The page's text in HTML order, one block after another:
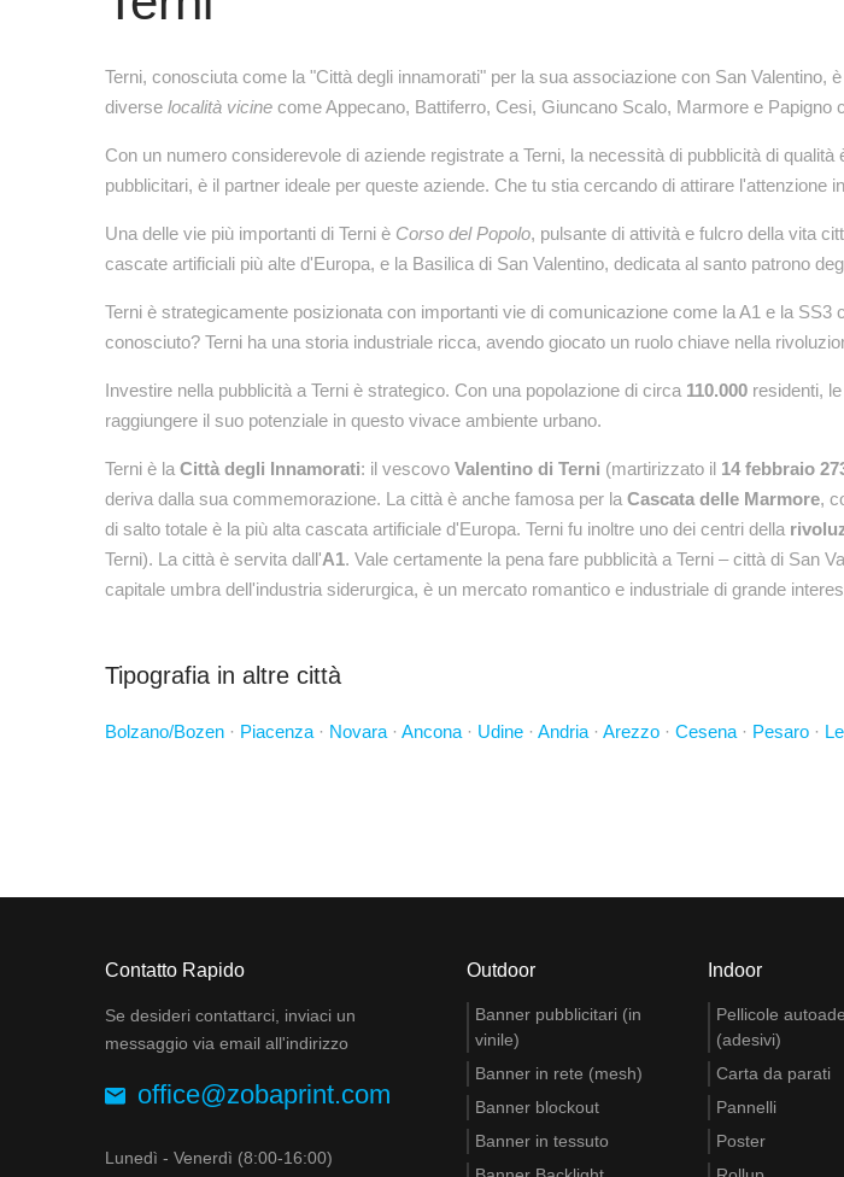
Terni, conosciuta come la "Città degli innamorati" per la sua associazione con San
diverse località vicine come Appecano, Battiferro, Cesi, Giuncano Scalo, Marmore e Papigno
Con un numero considerevole di aziende registrate a Terni, la necessità di pubblicità di
pubblicitari, è il partner ideale per queste aziende. Che tu stia cercando di attirare
Una delle vie più importanti di Terni è Corso del Popolo, pulsante di attività e fulcro della vita
cascate artificiali più alte d'Europa, e la Basilica di San Valentino, dedicata al santo patrono
Terni è strategicamente posizionata con importanti vie di comunicazione come la A1 e la
conosciuto? Terni ha una storia industriale ricca, avendo giocato un ruolo chiave nella
Investire nella pubblicità a Terni è strategico. Con una popolazione di circa 110.000 residenti,
raggiungere il suo potenziale in questo vivace ambiente urbano.
Terni è la Città degli Innamorati: il vescovo Valentino di Terni (martirizzato il 14 febbraio
deriva dalla sua commemorazione. La città è anche famosa per la Cascata delle Marmore,
di salto totale è la più alta cascata artificiale d'Europa. Terni fu inoltre uno dei centri della
Terni). La città è servita dall'A1. Vale certamente la pena fare pubblicità a Terni – città di San
capitale umbra dell'industria siderurgica, è un mercato romantico e industriale di grande
Tipografia in altre città
Bolzano/Bozen · Piacenza · Novara · Ancona · Udine · Andria · Arezzo · Cesena · Pesaro ·
Contatto Rapido
Se desideri contattarci, inviaci un
messaggio via email all'indirizzo
office@zobaprint.com
Lunedì - Venerdì (8:00-16:00)
Outdoor
Banner pubblicitari (in
vinile)
Banner in rete (mesh)
Banner blockout
Banner in tessuto
Indoor
Pellicole
(adesivi)
Carta da parati
Pannelli
Poster